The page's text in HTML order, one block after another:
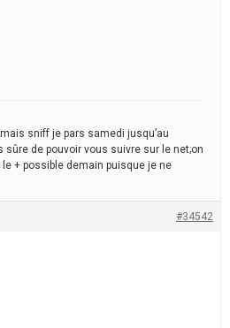
sniff je pars samedi jusqu’au
sûre de pouvoir vous suivre sur le net;on
+ possible demain puisque je ne
#34542